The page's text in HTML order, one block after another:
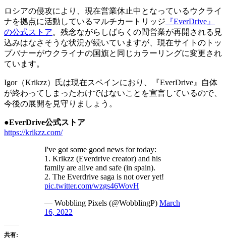
ロシアの侵攻により、現在営業休止中となっているウクライ
ナを拠点に活動しているマルチカートリッジ 『EverDrive』
の公式ストア。残念ながらしばらくの間営業が再開される見
込みはなさそうな状況が続いていますが、現在サイトのトッ
プバナーがウクライナの国旗と同じカラーリングに変更され
ています。
Igor（Krikzz）氏は現在スペインにおり、『EverDrive』自体
が終わってしまったわけではないことを宣言しているので、
今後の展開を見守りましょう。
●EverDrive公式ストア
https://krikzz.com/
I've got some good news for today:
1. Krikzz (Everdrive creator) and his
family are alive and safe (in spain).
2. The Everdrive saga is not over yet!
pic.twitter.com/wzgs46WovH
— Wobbling Pixels (@WobblingP) March
16, 2022
共有: